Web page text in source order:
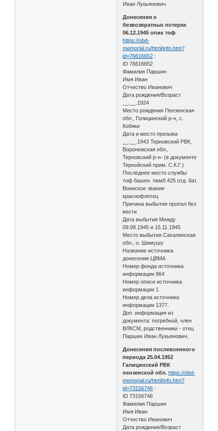
Иван Лукьянович.
Донесения о
безвозвратных потерях
06.12.1945 опик тоф
https://obd-
memorial.ru/html/info.htm?
id=76616652 :
ID 76616652
Фамилия Паршин
Имя Иван
Отчество Иванович
Дата рождения/Возраст
__.__.1924
Место рождения Пензенская
обл., Голицинский р-н, с.
Кобяки
Дата и место призыва
__.__.1943 Терновский РВК,
Воронежская обл.,
Терновский р-н- (в документе
Тернойский прим. С.К.Г.)
Последнее место службы
тоф башен. пвмб 425 отд. бат.
Воинское звание
краснофлотец
Причина выбытия пропал без
вести
Дата выбытия Между
09.08.1945 и 15.11.1945
Место выбытия Сахалинская
обл., о. Шимушу
Название источника
донесения ЦВМА
Номер фонда источника
информации 864
Номер описи источника
информации 1
Номер дела источника
информации 1377.
Доп. информация из
документа: погребной, член
ВЛКСМ, родственники - отец
Паршин Иван Лукьянович.
Донесения послевоенного
периода 25.04.1952
Галицинский РВК
пензенской обл. https://obd-
memorial.ru/html/info.htm?
id=73156746 :
ID 73156746
Фамилия Паршин
Имя Иван
Отчество Иванович
Дата рождения/Возраст